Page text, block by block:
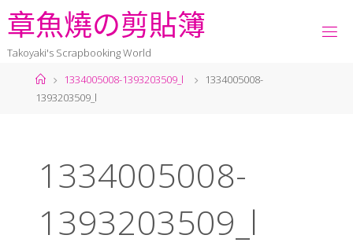
章魚燒の剪貼簿
Takoyaki's Scrapbooking World
1334005008-1393203509_l
1334005008-
1393203509_l
1334005008-
1393203509_l